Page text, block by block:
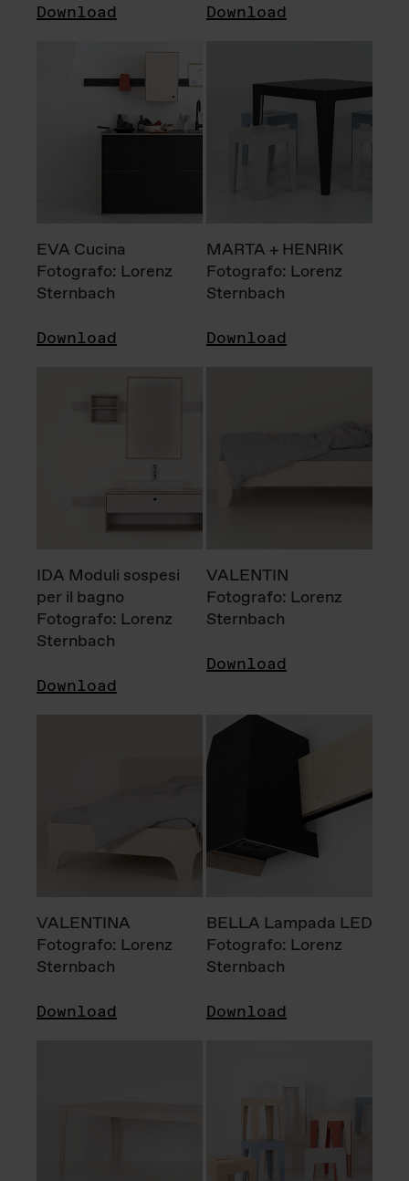
Download Download
EVA Cucina
Fotografo: Lorenz
Sternbach
Download
MARTA + HENRIK
Fotografo: Lorenz
Sternbach
Download
IDA Moduli sospesi
per il bagno
Fotografo: Lorenz
Sternbach
Download
VALENTIN
Fotografo: Lorenz
Sternbach
Download
VALENTINA
Fotografo: Lorenz
Sternbach
Download
BELLA Lampada LED
Fotografo: Lorenz
Sternbach
Download